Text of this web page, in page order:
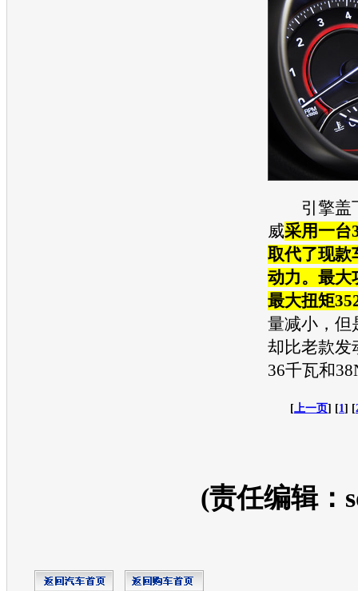
引擎盖
威采用一台
取代了现款
动力。最大
最大扭矩
量减小，但
却比老款发
36千瓦和
[ 上一页] [1 ] [
(责任编辑：